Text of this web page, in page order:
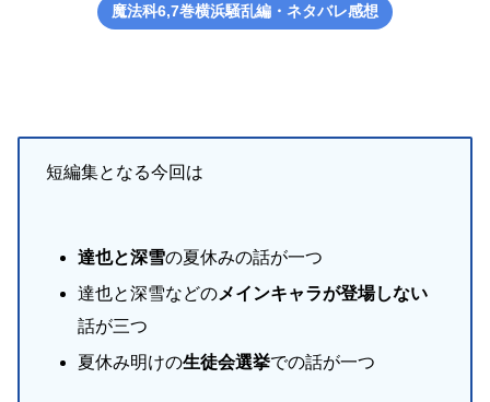
魔法科6,7巻横浜騒乱編・ネタバレ感想
短編集となる今回は
達也と深雪の夏休みの話が一つ
達也と深雪などのメインキャラが登場しない
話が三つ
夏休み明けの生徒会選挙での話が一つ